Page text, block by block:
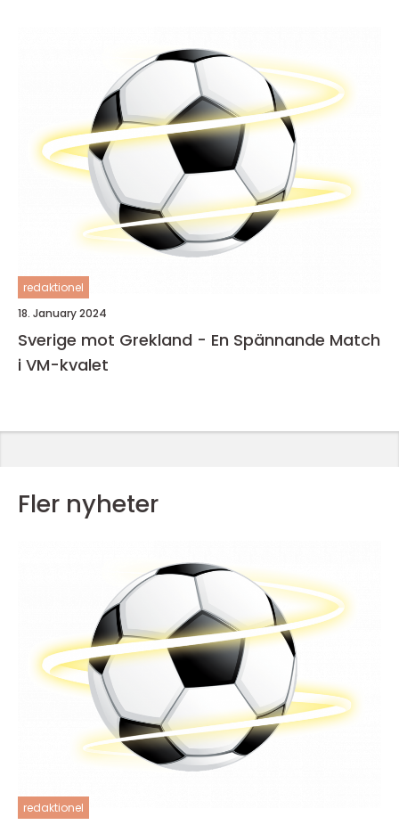
redaktionel
18. January 2024
Sverige mot Grekland - En Spännande Match
i VM-kvalet
Fler nyheter
redaktionel